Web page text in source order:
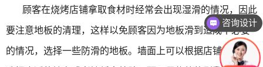
顾客在烧烤店铺拿取食材时经常会出现湿滑的情况，因此
要注意地板的清理，这样以免顾客因为地板滑到造成不必要
的情况，选择一些防滑的地板。墙面上可以根据店铺的装修
咨询设计